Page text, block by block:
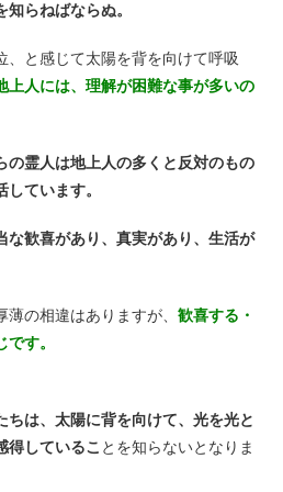
らねばならぬ。
、と感じて太陽を背を向けて呼吸
上人には、理解が困難な事が多いの
の霊人は地上人の多くと反対のもの
ています。
な歓喜があり、真実があり、生活が
の相違はありますが、 歓喜する・
す。
ちは、太陽に背を向けて、光を光と
得しているこ とを知らないとなりま